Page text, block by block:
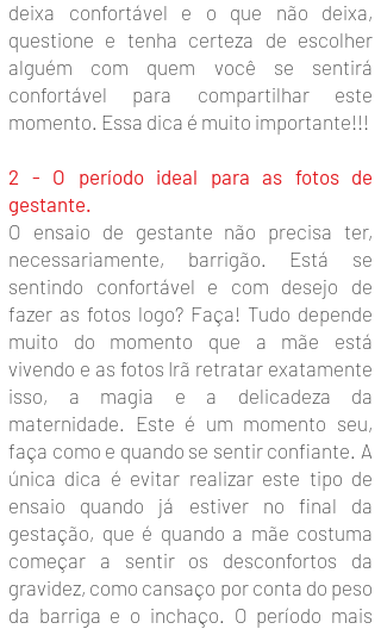
deixa confortável e o que não deixa,
questione e tenha certeza de escolher
alguém com quem você se sentirá
confortável para compartilhar este
momento. Essa dica é muito importante!!!
2 - O período ideal para as fotos de
gestante.
O ensaio de gestante não precisa ter,
necessariamente, barrigão. Está se
sentindo confortável e com desejo de
fazer as fotos logo? Faça! Tudo depende
muito do momento que a mãe está
vivendo e as fotos Irã retratar exatamente
isso, a magia e a delicadeza da
maternidade. Este é um momento seu,
faça como e quando se sentir confiante. A
única dica é evitar realizar este tipo de
ensaio quando já estiver no final da
gestação, que é quando a mãe costuma
começar a sentir os desconfortos da
gravidez, como cansaço por conta do peso
da barriga e o inchaço. O período mais